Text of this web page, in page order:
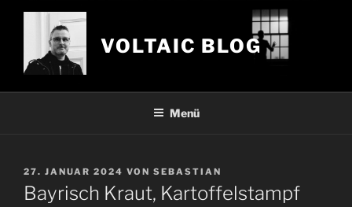
Zum
VOLTAIC BLOG
Menü
VERÖFFENTLICHT
AM
27. JANUAR 2024 VON SEBASTIAN
Bayrisch Kraut, Kartoffelstampf